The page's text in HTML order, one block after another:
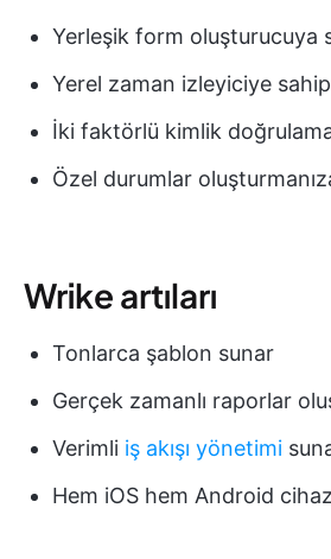
Yerleşik form oluşturucuya
Yerel zaman izleyiciye
İki faktörlü kimlik
Özel durumlar
Wrike artıları
Tonlarca şablon sunar
Gerçek zamanlı raporlar
Verimli iş akışı yönetimi
Hem iOS hem Android